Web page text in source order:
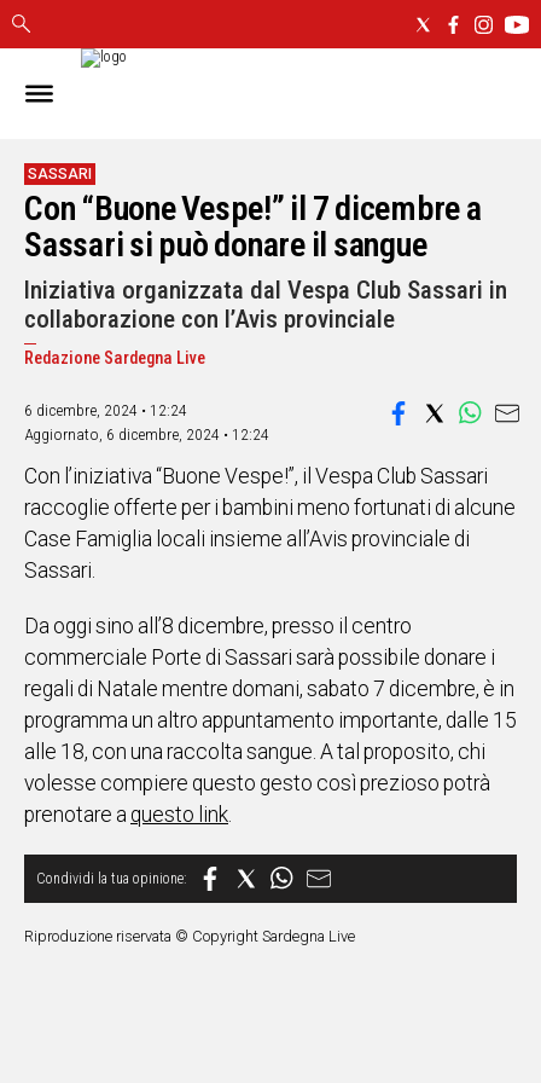
IN
CAGLIARI
SASSARI
NUORO
ORISTANO
SULCIS
GALLURA
OGLIASTRA
CAMPIDANO
ALTRE
NOTIZIE
POLITICA
IN
NEL
MONDO
SPORT
EVENTI
STORIE
VIDEO
Vai
SASSARI
Con “Buone Vespe!” il 7 dicembre a
Sassari si può donare il sangue
Iniziativa organizzata dal Vespa Club Sassari in
collaborazione con l’Avis provinciale
Redazione Sardegna Live
6 dicembre, 2024 • 12:24
Aggiornato, 6 dicembre, 2024 • 12:24
Con l’iniziativa “Buone Vespe!”, il Vespa Club Sassari
raccoglie offerte per i bambini meno fortunati di alcune
Case Famiglia locali insieme all’Avis provinciale di
Sassari.
Da oggi sino all’8 dicembre, presso il centro
commerciale Porte di Sassari sarà possibile donare i
regali di Natale mentre domani, sabato 7 dicembre, è in
programma un altro appuntamento importante, dalle 15
alle 18, con una raccolta sangue. A tal proposito, chi
volesse compiere questo gesto così prezioso potrà
prenotare a questo link.
Riproduzione riservata © Copyright Sardegna Live